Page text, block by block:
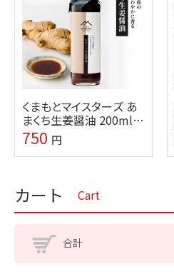
くまもとマイスターズ あ
まくち生姜醤油 200ml
(瓶)【九州熊本の味噌・し
ょうゆ醸造元ホシサン】
750 円
カート Cart
合計